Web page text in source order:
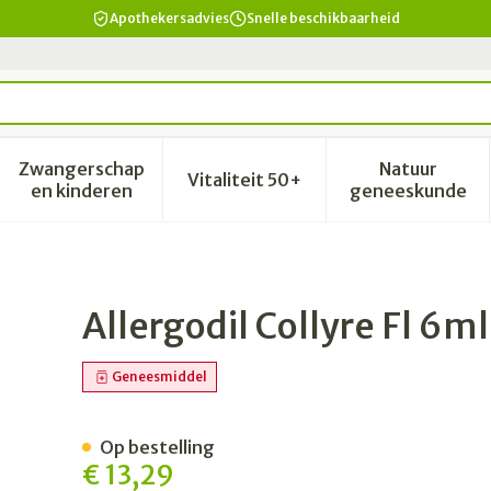
Apothekersadvies Snelle beschikbaarheid
verzorging en hygiëne categorie
voor Dieet, voeding en vitamines categorie
Zwangerschap
en kinderenToon submenu voor Zwangerschap en
Vitaliteit 50+Toon submenu voor Vitaliteit
Natuur
geneeskunde
Toon
Allergodil Collyre Fl 6ml
Geneesmiddel
€ 13,29
Op bestelling